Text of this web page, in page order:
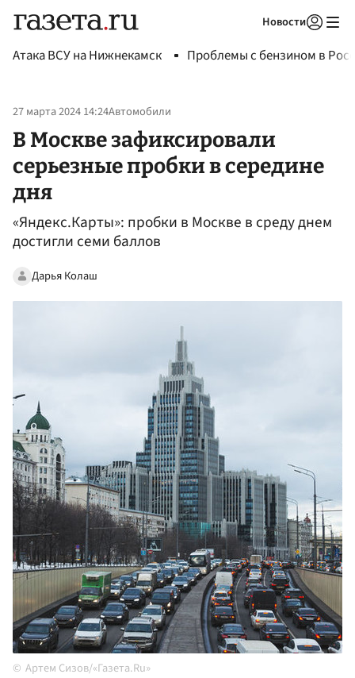
Новости
Атака ВСУ на Нижнекамск Проблемы с бензином в
27 марта 2024 14:24Автомобили
В Москве зафиксировали
серьезные пробки в середине
дня
«Яндекс.Карты»: пробки в Москве в среду днем
достигли семи баллов
Дарья Колаш
Артем Сизов/«Газета.Ru»